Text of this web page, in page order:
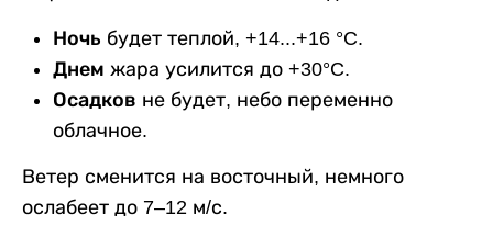
Ночь будет теплой, +14...+16 °C.
Днем жара усилится до +30°C.
Осадков не будет, небо переменно
облачное.
Ветер сменится на восточный, немного
ослабеет до 7–12 м/с.